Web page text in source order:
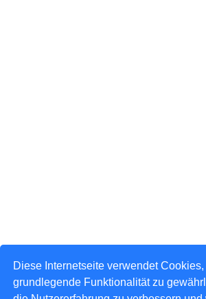
Diese Internetseite verwendet
grundlegende Funktionalität zu